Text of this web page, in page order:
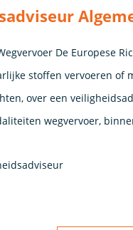
De Europese
stoffen vervoeren of
over een
wegvervoer,